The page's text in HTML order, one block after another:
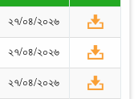
২৭/০৪/২০২৬
২৭/০৪/২০২৬
২৭/০৪/২০২৬